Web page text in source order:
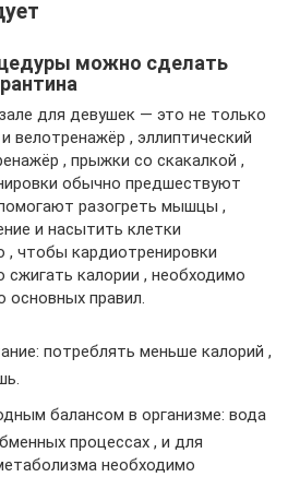
можно сделать
для девушек — это не только
велотренажёр , эллиптический
, прыжки со скакалкой ,
обычно предшествуют
разогреть мышцы ,
и насытить клетки
, чтобы кардиотренировки
калории , необходимо
основных правил.
потреблять меньше калорий ,
балансом в организме: вода
процессах , и для
необходимо